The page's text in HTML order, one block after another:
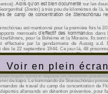
Voir en plein écran